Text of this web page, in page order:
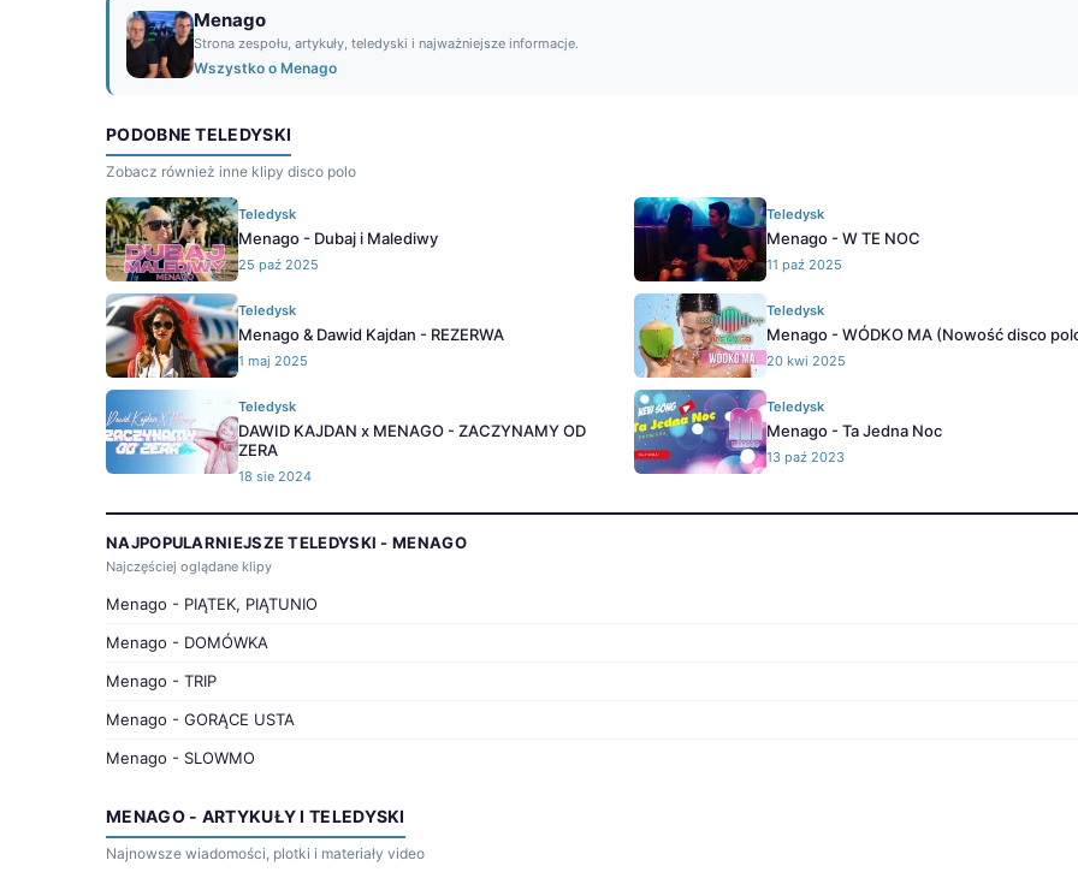
Menago
Strona zespołu, artykuły, teledyski i najważniejsze informacje.
Wszystko o Menago
PODOBNE TELEDYSKI
Zobacz również inne klipy disco polo
Teledysk
Menago - Dubaj i Malediwy
25 paź 2025
Teledysk
Menago - W TE NOC
11 paź 2025
Teledysk
Menago & Dawid Kajdan - REZERWA
1 maj 2025
Teledysk
Menago - WÓDKO MA (Nowość disco
20 kwi 2025
Teledysk
DAWID KAJDAN x MENAGO - ZACZYNAMY OD
ZERA
18 sie 2024
Teledysk
Menago - Ta Jedna Noc
13 paź 2023
NAJPOPULARNIEJSZE TELEDYSKI - MENAGO
Najczęściej oglądane klipy
Menago - PIĄTEK, PIĄTUNIO
Menago - DOMÓWKA
Menago - TRIP
Menago - GORĄCE USTA
Menago - SLOWMO
MENAGO - ARTYKUŁY I TELEDYSKI
Najnowsze wiadomości, plotki i materiały video